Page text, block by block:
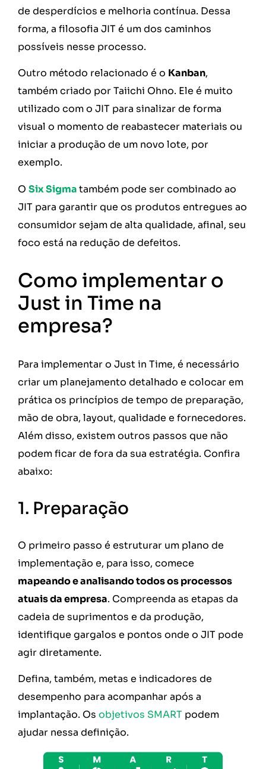
de desperdícios e melhoria contínua. Dessa
forma, a filosofia JIT é um dos caminhos
possíveis nesse processo.
Outro método relacionado é o Kanban,
também criado por Taiichi Ohno. Ele é muito
utilizado com o JIT para sinalizar de forma
visual o momento de reabastecer materiais ou
iniciar a produção de um novo lote, por
exemplo.
O Six Sigmatambém pode ser combinado ao
JIT para garantir que os produtos entregues ao
consumidor sejam de alta qualidade, afinal, seu
foco está na redução de defeitos.
Como implementar o
Just in Time na
empresa?
Para implementar o Just in Time, é necessário
criar um planejamento detalhado e colocar em
prática os princípios de tempo de preparação,
mão de obra, layout, qualidade e fornecedores.
Além disso, existem outros passos que não
podem ficar de fora da sua estratégia. Confira
abaixo:
1. Preparação
O primeiro passo é estruturar um plano de
implementação e, para isso, comece
mapeando e analisando todos os processos
atuais da empresa. Compreenda as etapas da
cadeia de suprimentos e da produção,
identifique gargalos e pontos onde o JIT pode
agir diretamente.
Defina, também, metas e indicadores de
desempenho para acompanhar após a
implantação. Os objetivos SMART podem
ajudar nessa definição.